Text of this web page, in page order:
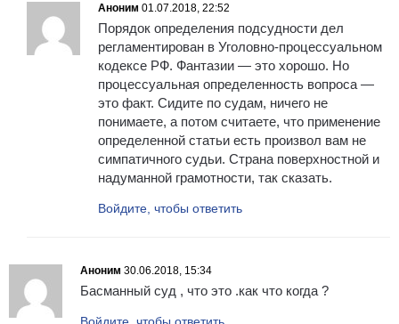
Аноним 01.07.2018, 22:52
Порядок определения подсудности дел
регламентирован в Уголовно-процессуальном
кодексе РФ. Фантазии — это хорошо. Но
процессуальная определенность вопроса —
это факт. Сидите по судам, ничего не
понимаете, а потом считаете, что применение
определенной статьи есть произвол вам не
симпатичного судьи. Страна поверхностной и
надуманной грамотности, так сказать.
Войдите, чтобы ответить
Аноним 30.06.2018, 15:34
Басманный суд , что это .как что когда ?